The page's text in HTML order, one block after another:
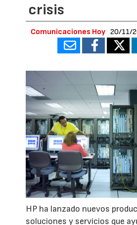
crisis
Comunicaciones Hoy 20/11/
HP ha lanzado nuevos
soluciones y servicios que